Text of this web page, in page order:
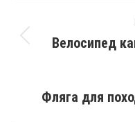
navigation
Велосипед
Фляга для